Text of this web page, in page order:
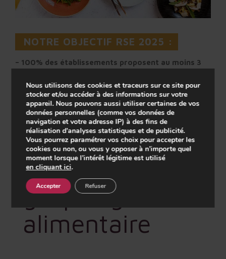
NOTRE OBJECTIF RSE 2025 :
– 100% des établissements proposent au moins 3
Engagement
RSE n°8–
Lutter contre le
gaspillage
alimentaire
-01:12
Play
Nous utilisons des cookies et traceurs sur ce site pour
stocker et/ou accéder à des informations sur votre
appareil. Nous pouvons aussi utiliser certaines de vos
données personnelles (comme vos données de
navigation et votre adresse IP) à des fins de
réalisation d’analyses statistiques et de publicité.
Vous pourrez paramétrer vos choix pour accepter les
cookies ou non, ou vous y opposer à n’importe quel
moment lorsque l’intérêt légitime est utilisé
en cliquant ici.
Accepter Refuser